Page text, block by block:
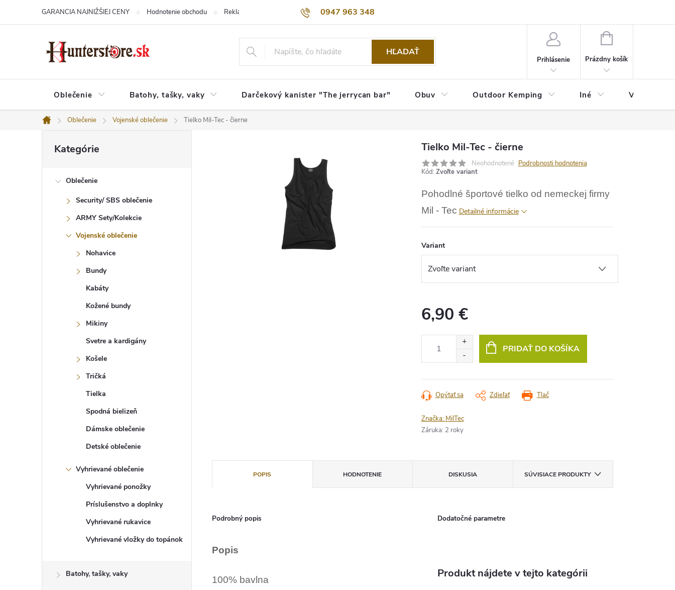
0947 963 348
GARANCIA NAJNIŽŠIEJ CENY Hodnotenie obchodu Reklamačný poriadok Obchodné podmienky
HĽADAŤ
Prihlásenie
NÁKUPNÝ
Prázdny košík
Oblečenie Batohy, tašky, vaky Darčekový kanister "The jerrycan bar" Obuv Outdoor Kemping Iné Veľkostná
Domov
Oblečenie Vojenské oblečenie Tielko Mil-Tec - čierne
kategórie
Kategórie
Oblečenie
Security/ SBS oblečenie
ARMY Sety/Kolekcie
Vojenské oblečenie
Nohavice
Bundy
Kabáty
Kožené bundy
Mikiny
Svetre a kardigány
Košele
Tričká
Tielka
Spodná bielizeň
Dámske oblečenie
Detské oblečenie
Vyhrievané oblečenie
Vyhrievané ponožky
Príslušenstvo a doplnky
Vyhrievané rukavice
Vyhrievané vložky do topánok
Batohy, tašky, vaky
Tielko Mil-Tec - čierne
Neohodnotené Podrobnosti hodnotenia
Kód: Zvoľte variant
Pohodlné športové tielko od nemeckej firmy
Mil - Tec Detailné informácie
Variant
6,90 €
PRIDAŤ DO KOŠÍKA
Tlač
Opýtať sa Zdieľať
Značka: MilTec
Záruka: 2 roky
POPIS HODNOTENIE DISKUSIA SÚVISIACE PRODUKTY
Podrobný popis
Popis
100% bavlna
Dodatočné parametre
Produkt nájdete v tejto kategórii